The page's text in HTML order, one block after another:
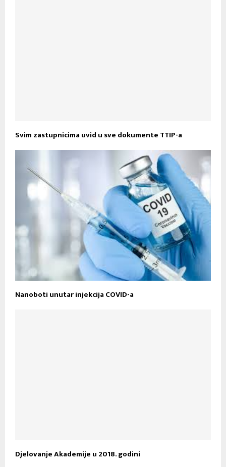
Svim zastupnicima uvid u sve dokumente TTIP-a
Nanoboti unutar injekcija COVID-a
Djelovanje Akademije u 2018. godini